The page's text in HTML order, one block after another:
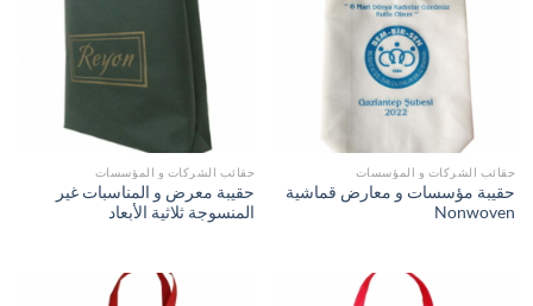
حقائب الشركات و المؤسسات
حقيبة مؤسسات و معارض قماشية
Nonwoven
حقائب الشركات و المؤسسات
حقيبة معرض و المناسبات غير
المنسوجة ثلاثية الأبعاد